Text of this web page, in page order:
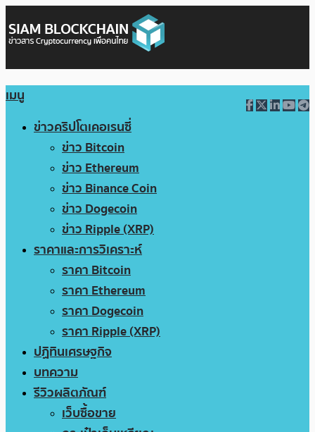
เมนู
ข่าวคริปโตเคอเรนซี่
ข่าว Bitcoin
ข่าว Ethereum
ข่าว Binance Coin
ข่าว Dogecoin
ข่าว Ripple (XRP)
ราคาและการวิเคราะห์
ราคา Bitcoin
ราคา Ethereum
ราคา Dogecoin
ราคา Ripple (XRP)
ปฏิทินเศรษฐกิจ
บทความ
รีวิวผลิตภัณฑ์
เว็บซื้อขาย